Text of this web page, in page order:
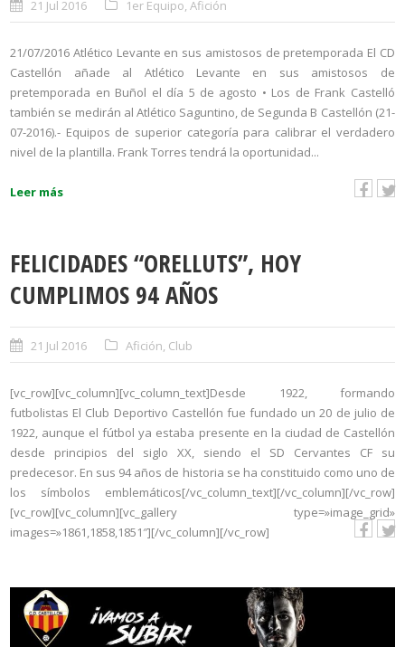
21 Jul 2016 1er Equipo, Afición
21/07/2016 Atlético Levante en sus amistosos de pretemporada El CD
Castellón añade al Atlético Levante en sus amistosos de
pretemporada en Buñol el día 5 de agosto • Los de Frank Castelló
también se medirán al Atlético Saguntino, de Segunda B Castellón (21-
07-2016).- Equipos de superior categoría para calibrar el verdadero
nivel de la plantilla. Frank Torres tendrá la oportunidad...
Leer más
FELICIDADES “ORELLUTS”, HOY
CUMPLIMOS 94 AÑOS
21 Jul 2016 Afición, Club
[vc_row][vc_column][vc_column_text]Desde 1922, formando
futbolistas El Club Deportivo Castellón fue fundado un 20 de julio de
1922, aunque el fútbol ya estaba presente en la ciudad de Castellón
desde principios del siglo XX, siendo el SD Cervantes CF su
predecesor. En sus 94 años de historia se ha constituido como uno de
los símbolos emblemáticos[/vc_column_text][/vc_column][/vc_row]
[vc_row][vc_column][vc_gallery type=»image_grid»
images=»1861,1858,1851″][/vc_column][/vc_row]